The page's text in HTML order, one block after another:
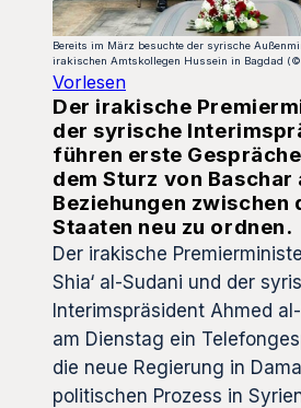
Bereits im März besuchte der syrische
irakischen Amtskollegen Hussein in Bagdad (©
Vorlesen
Der irakische
der syrische
führen erste
dem Sturz von Baschar
Beziehungen zwischen
Staaten neu zu ordnen.
Der irakische
Shia‘ al-Sudani und der
Interimspräsident Ahmed
am Dienstag ein
die neue Regierung in
politischen Prozess in